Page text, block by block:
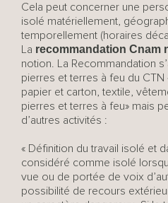
Cela peut concerner une
isolé matériellement,
temporellement (horaires
La recommandation Cnam
notion. La Recommandation
pierres et terres à feu du CTN
papier et carton, textile,
pierres et terres à feu» mais
d’autres activités :
« Définition du travail isolé et
considéré comme isolé
vue ou de portée de voix
possibilité de recours